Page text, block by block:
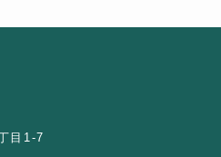
目1-7